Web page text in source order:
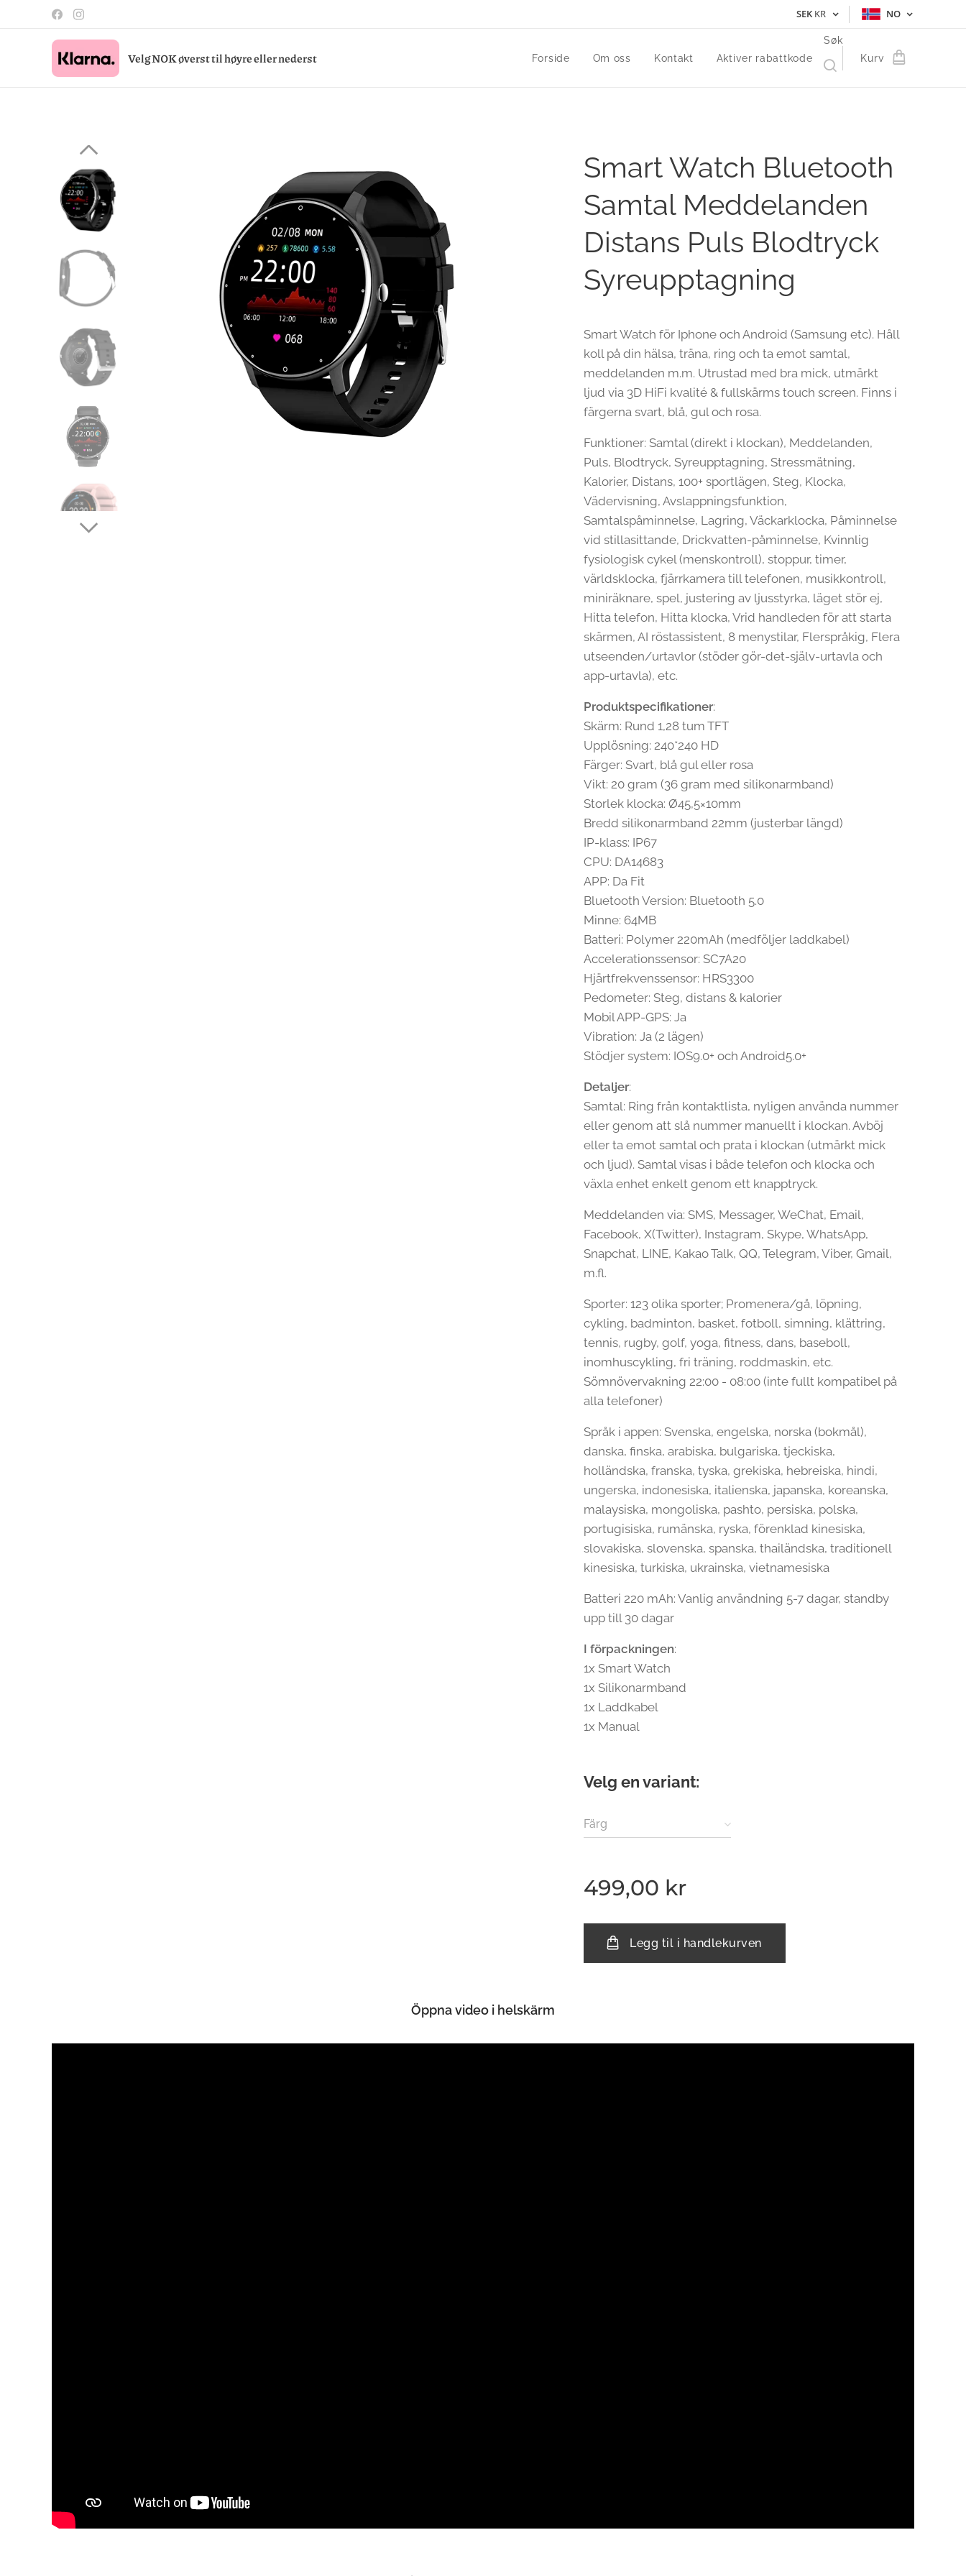
SEK KR NO
Velg NOK øverst til høyre eller nederst Forside Om oss Kontakt Aktiver rabattkode
Søk
Kurv
Smart Watch Bluetooth
Samtal Meddelanden
Distans Puls Blodtryck
Syreupptagning
Smart Watch för Iphone och Android (Samsung etc). Håll
koll på din hälsa, träna, ring och ta emot samtal,
meddelanden m.m. Utrustad med bra mick, utmärkt
ljud via 3D HiFi kvalité & fullskärms touch screen. Finns i
färgerna svart, blå, gul och rosa.
Funktioner: Samtal (direkt i klockan), Meddelanden,
Puls, Blodtryck, Syreupptagning, Stressmätning,
Kalorier, Distans, 100+ sportlägen, Steg, Klocka,
Vädervisning, Avslappningsfunktion,
Samtalspåminnelse, Lagring, Väckarklocka, Påminnelse
vid stillasittande, Drickvatten-påminnelse, Kvinnlig
fysiologisk cykel (menskontroll), stoppur, timer,
världsklocka, fjärrkamera till telefonen, musikkontroll,
miniräknare, spel, justering av ljusstyrka, läget stör ej,
Hitta telefon, Hitta klocka, Vrid handleden för att starta
skärmen, AI röstassistent, 8 menystilar, Flerspråkig, Flera
utseenden/urtavlor (stöder gör-det-själv-urtavla och
app-urtavla), etc.
Produktspecifikationer:
Skärm: Rund 1,28 tum TFT
Upplösning: 240*240 HD
Färger: Svart, blå gul eller rosa
Vikt: 20 gram (36 gram med silikonarmband)
Storlek klocka: Ø45,5×10mm
Bredd silikonarmband 22mm (justerbar längd)
IP-klass: IP67
CPU: DA14683
APP: Da Fit
Bluetooth Version: Bluetooth 5.0
Minne: 64MB
Batteri: Polymer 220mAh (medföljer laddkabel)
Accelerationssensor: SC7A20
Hjärtfrekvenssensor: HRS3300
Pedometer: Steg, distans & kalorier
Mobil APP-GPS: Ja
Vibration: Ja (2 lägen)
Stödjer system: IOS9.0+ och Android5.0+
Detaljer:
Samtal: Ring från kontaktlista, nyligen använda nummer
eller genom att slå nummer manuellt i klockan. Avböj
eller ta emot samtal och prata i klockan (utmärkt mick
och ljud). Samtal visas i både telefon och klocka och
växla enhet enkelt genom ett knapptryck.
Meddelanden via: SMS, Messager, WeChat, Email,
Facebook, X(Twitter), Instagram, Skype, WhatsApp,
Snapchat, LINE, Kakao Talk, QQ, Telegram, Viber, Gmail,
m.fl.
Sporter: 123 olika sporter; Promenera/gå, löpning,
cykling, badminton, basket, fotboll, simning, klättring,
tennis, rugby, golf, yoga, fitness, dans, baseboll,
inomhuscykling, fri träning, roddmaskin, etc.
Sömnövervakning 22:00 - 08:00 (inte fullt kompatibel på
alla telefoner)
Språk i appen: Svenska, engelska, norska (bokmål),
danska, finska, arabiska, bulgariska, tjeckiska,
holländska, franska, tyska, grekiska, hebreiska, hindi,
ungerska, indonesiska, italienska, japanska, koreanska,
malaysiska, mongoliska, pashto, persiska, polska,
portugisiska, rumänska, ryska, förenklad kinesiska,
slovakiska, slovenska, spanska, thailändska, traditionell
kinesiska, turkiska, ukrainska, vietnamesiska
Batteri 220 mAh: Vanlig användning 5-7 dagar, standby
upp till 30 dagar
I förpackningen:
1x Smart Watch
1x Silikonarmband
1x Laddkabel
1x Manual
Velg en variant:
Färg
499,00 kr
Legg til i handlekurven
Öppna video i helskärm